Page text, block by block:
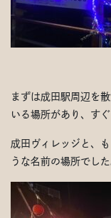
まずは成田駅周辺を
いる場所があり、すぐ
成田ヴィレッジと、
うな名前の場所でした